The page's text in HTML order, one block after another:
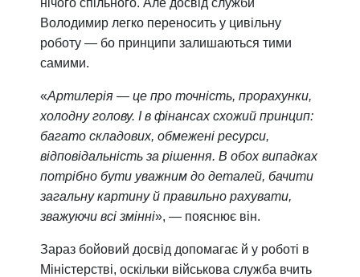
Володимир легко переносить у цивільну
роботу — бо принципи залишаються тими
самими.
«Артилерія — це про точність, прорахунки,
холодну голову. І в фінансах схожий принцип:
багато складових, обмежені ресурси,
відповідальність за рішення. В обох випадках
потрібно бути уважним до деталей, бачити
загальну картину й правильно рахувати,
зважуючи всі змінні», — пояснює він.
Зараз бойовий досвід допомагає й у роботі в
Міністерстві, оскільки військова служба вчить